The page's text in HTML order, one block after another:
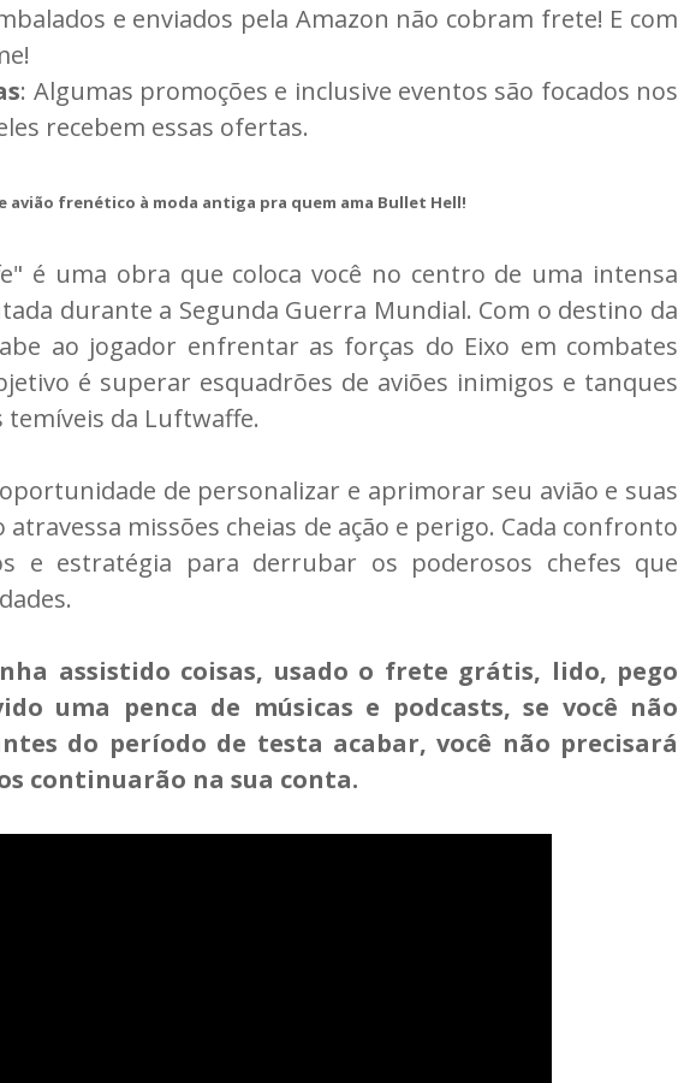
e enviados pela Amazon não cobram frete! E com
: Algumas promoções e inclusive eventos são focados nos
recebem essas ofertas.
frenético à moda antiga pra quem ama Bullet Hell!
é uma obra que coloca você no centro de uma intensa
durante a Segunda Guerra Mundial. Com o destino da
ao jogador enfrentar as forças do Eixo em combates
é superar esquadrões de aviões inimigos e tanques
da Luftwaffe.
de personalizar e aprimorar seu avião e suas
missões cheias de ação e perigo. Cada confronto
e estratégia para derrubar os poderosos chefes que
assistido coisas, usado o frete grátis, lido, pego
uma penca de músicas e podcasts, se você não
do período de testa acabar, você não precisará
continuarão na sua conta.